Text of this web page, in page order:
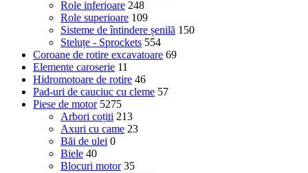
Role inferioare 248
Role superioare 109
Sisteme de întindere șenilă 150
Steluțe - Sprockets 554
Coroane de rotire excavatoare 69
Elemente caroserie 11
Hidromotoare de rotire 46
Pad-uri de cauciuc cu cleme 57
Piese de motor 5275
Arbori coțiti 213
Axuri cu came 23
Băi de ulei 0
Biele 40
Blocuri motor 35